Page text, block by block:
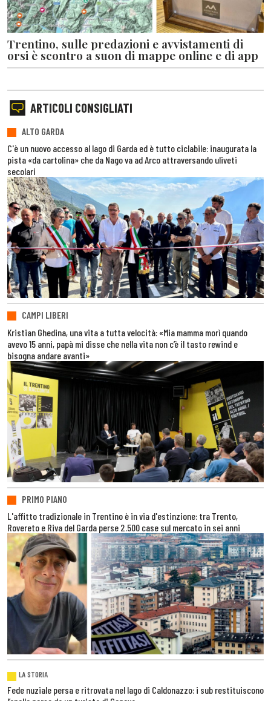
Trentino, sulle predazioni e avvistamenti di
orsi è scontro a suon di mappe online e di app
ARTICOLI CONSIGLIATI
ALTO GARDA
C'è un nuovo accesso al lago di Garda ed è tutto ciclabile: inaugurata la
pista «da cartolina» che da Nago va ad Arco attraversando uliveti
secolari
CAMPI LIBERI
Kristian Ghedina, una vita a tutta velocità: «Mia mamma morì quando
avevo 15 anni, papà mi disse che nella vita non c’è il tasto rewind e
bisogna andare avanti»
PRIMO PIANO
L'affitto tradizionale in Trentino è in via d'estinzione: tra Trento,
Rovereto e Riva del Garda perse 2.500 case sul mercato in sei anni
LA STORIA
Fede nuziale persa e ritrovata nel lago di Caldonazzo: i sub restituiscono